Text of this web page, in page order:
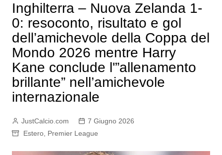
Inghilterra – Nuova Zelanda 1-
0: resoconto, risultato e gol
dell’amichevole della Coppa del
Mondo 2026 mentre Harry
Kane conclude l'”allenamento
brillante” nell’amichevole
internazionale
JustCalcio.com
7 Giugno 2026
Estero, Premier League